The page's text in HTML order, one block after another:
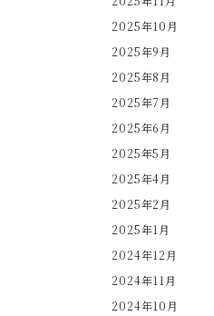
2025年10月
2025年9月
2025年8月
2025年7月
2025年6月
2025年5月
2025年4月
2025年2月
2025年1月
2024年12月
2024年11月
2024年10月